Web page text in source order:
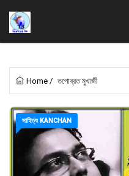
Home / তপোব্রত মুখার্জী
সাহিত্য KANCHAN